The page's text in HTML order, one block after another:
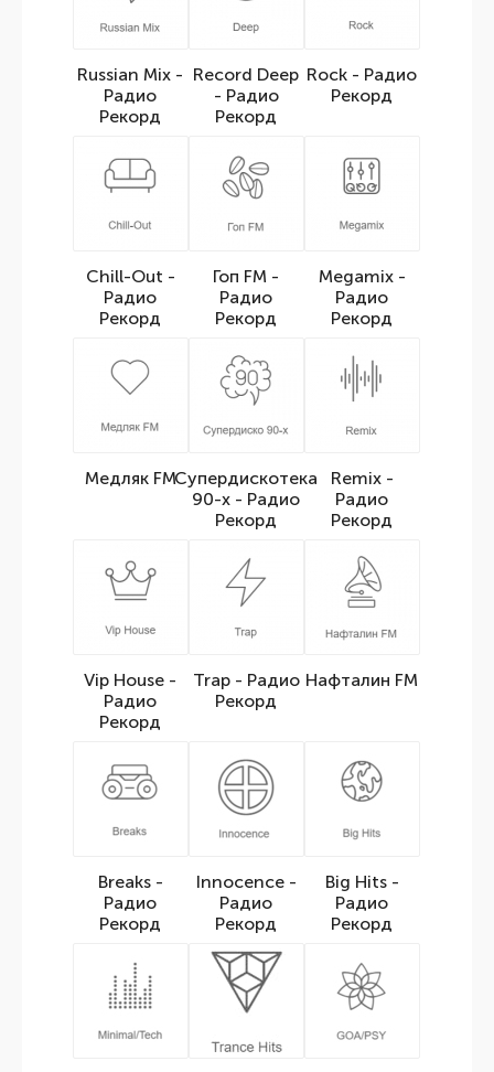
Russian Mix -
Радио
Рекорд
Record Deep
- Радио
Рекорд
Rock - Радио
Рекорд
Chill-Out -
Радио
Рекорд
Гоп FM -
Радио
Рекорд
Megamix -
Радио
Рекорд
Медляк FMСупердискотека
90-х - Радио
Рекорд
Remix -
Радио
Рекорд
Vip House -
Радио
Рекорд
Trap - Радио
Рекорд
Нафталин FM
Breaks -
Радио
Рекорд
Innocence -
Радио
Рекорд
Big Hits -
Радио
Рекорд